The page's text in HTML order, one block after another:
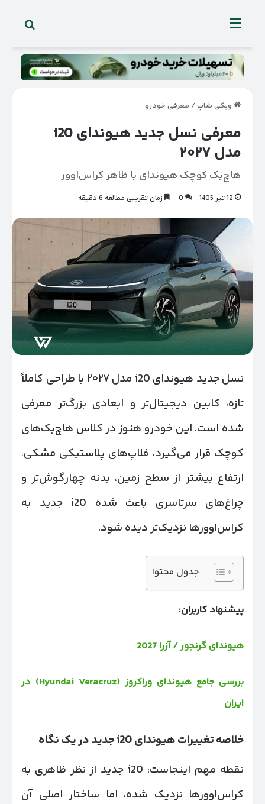
منو
ویکی شاپ/ معرفی خودرو
معرفی نسل جدید هیوندای i20
مدل ۲۰۲۷
هاچ‌بک کوچک هیوندای با ظاهر کراس‌اوور
12 تیر 1405 0 زمان تقریبی مطالعه 6 دقیقه
نسل جدید هیوندای i20 مدل ۲۰۲۷ با طراحی کاملاً
تازه، کابین دیجیتال‌تر و ابعادی بزرگ‌تر معرفی
شده است. این خودرو هنوز در کلاس هاچ‌بک‌های
کوچک قرار می‌گیرد، فلاپ‌های پلاستیکی مشکی،
ارتفاع بیشتر از سطح زمین، بدنه چهارگوش‌تر و
چراغ‌های سرتاسری باعث شده i20 جدید به
کراس‌اوورها نزدیک‌تر دیده شود.
جدول محتوا
پیشنهاد کاربران:
هیوندای گرنجور / آزرا 2027
بررسی جامع هیوندای وراکروز (Hyundai Veracruz) در
ایران
خلاصه تغییرات هیوندای
جدید در یک نگاه
نقطه مهم اینجاست: i20 جدید از نظر ظاهری به
کراس‌اوورها نزدیک شده، اما ساختار اصلی آن